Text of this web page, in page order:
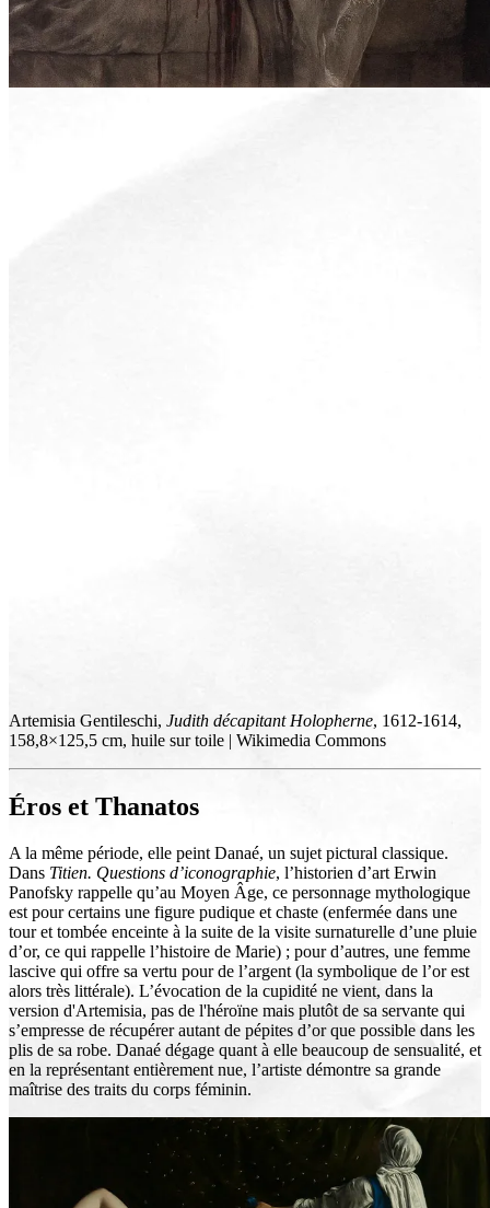
Artemisia Gentileschi, Judith décapitant Holopherne, 1612-1614,
158,8×125,5 cm, huile sur toile | Wikimedia Commons
Éros et Thanatos
A la même période, elle peint Danaé, un sujet pictural classique.
Dans Titien. Questions d’iconographie, l’historien d’art Erwin
Panofsky rappelle qu’au Moyen Âge, ce personnage mythologique
est pour certains une figure pudique et chaste (enfermée dans une
tour et tombée enceinte à la suite de la visite surnaturelle d’une pluie
d’or, ce qui rappelle l’histoire de Marie) ; pour d’autres, une femme
lascive qui offre sa vertu pour de l’argent (la symbolique de l’or est
alors très littérale). L’évocation de la cupidité ne vient, dans la
version d'Artemisia, pas de l'héroïne mais plutôt de sa servante qui
s’empresse de récupérer autant de pépites d’or que possible dans les
plis de sa robe. Danaé dégage quant à elle beaucoup de sensualité, et
en la représentant entièrement nue, l’artiste démontre sa grande
maîtrise des traits du corps féminin.